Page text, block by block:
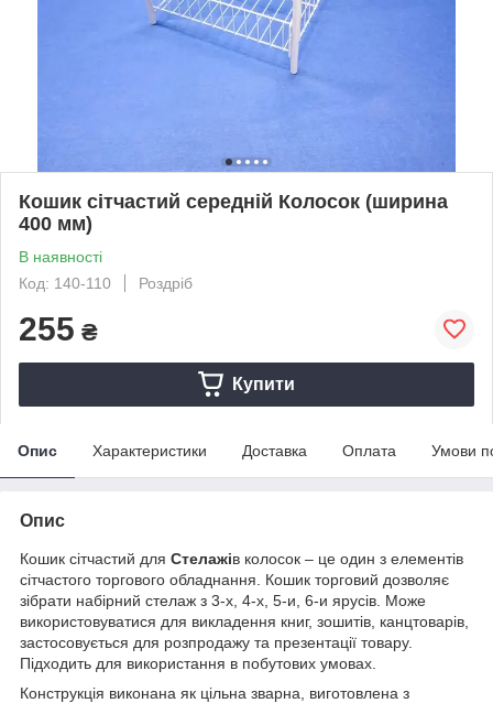
Кошик сітчастий середній Колосок (ширина
400 мм)
В наявності
Код: 140-110
Роздріб
255 ₴
Купити
Опис Характеристики Доставка Оплата Умови
Опис
Кошик сітчастий для Стелажів колосок – це один з елементів
сітчастого торгового обладнання. Кошик торговий дозволяє
зібрати набірний стелаж з 3-х, 4-х, 5-и, 6-и ярусів. Може
використовуватися для викладення книг, зошитів, канцтоварів,
застосовується для розпродажу та презентації товару.
Підходить для використання в побутових умовах.
Конструкція виконана як цільна зварна, виготовлена з